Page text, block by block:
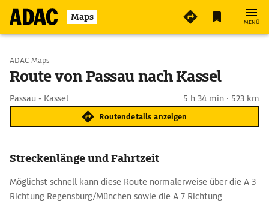
Maps MENÜ
Start wählen
ADAC Maps
Route von Passau nach Kassel
Passau - Kassel 5 h 34 min · 523 km
Routendetails anzeigen
Streckenlänge und Fahrtzeit
Möglichst schnell kann diese Route normalerweise über die A 3
Richtung Regensburg/München sowie die A 7 Richtung